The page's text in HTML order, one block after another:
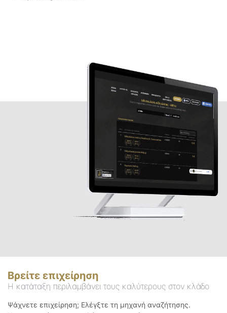
Βρείτε επιχείρηση
Η κατάταξη περιλαμβάνει τους καλύτερους στον κλάδο
Ψάχνετε επιχείρηση; Ελέγξτε τη μηχανή αναζήτησης.